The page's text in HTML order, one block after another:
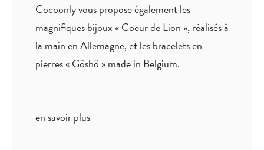
Cocoonly vous propose également les
magnifiques bijoux « Coeur de Lion », réalisés à
la main en Allemagne, et les bracelets en
pierres « Göshö » made in Belgium.
en savoir plus